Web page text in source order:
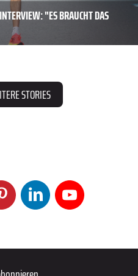
"ES BRAUCHT DAS
STORIES